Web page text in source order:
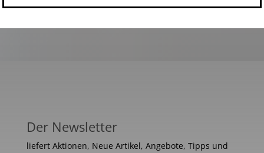
Der Newsletter
liefert Aktionen, Neue Artikel, Angebote, Tipps und